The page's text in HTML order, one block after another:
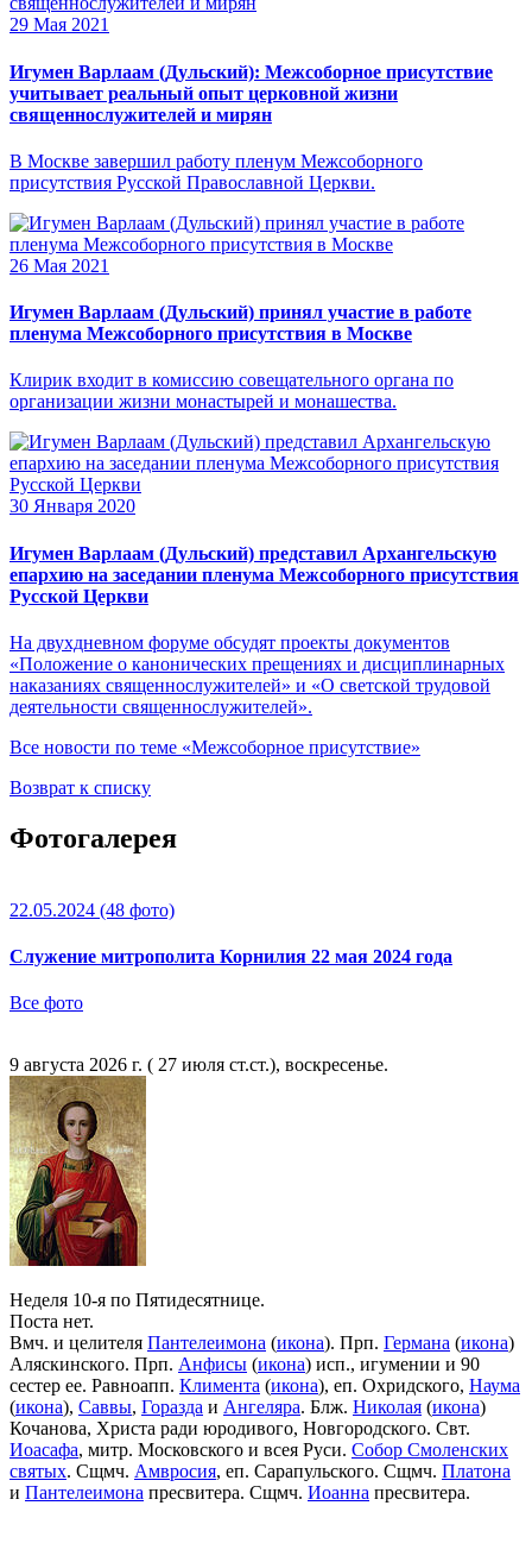
29 Мая 2021
Игумен Варлаам (Дульский): Межсоборное присутствие
учитывает реальный опыт церковной жизни
священнослужителей и мирян
В Москве завершил работу пленум Межсоборного
присутствия Русской Православной Церкви.
26 Мая 2021
Игумен Варлаам (Дульский) принял участие в работе
пленума Межсоборного присутствия в Москве
Клирик входит в комиссию совещательного органа по
организации жизни монастырей и монашества.
30 Января 2020
Игумен Варлаам (Дульский) представил Архангельскую
епархию на заседании пленума Межсоборного присутствия
Русской Церкви
На двухдневном форуме обсудят проекты документов
«Положение о канонических прещениях и дисциплинарных
наказаниях священнослужителей» и «О светской трудовой
деятельности священнослужителей».
Все новости по теме «Межсоборное присутствие»
Возврат к списку
Фотогалерея
22.05.2024 (48 фото)
Служение митрополита Корнилия 22 мая 2024 года
Все фото
9 августа 2026 г. ( 27 июля ст.ст.), воскресенье.
Неделя 10-я по Пятидесятнице.
Поста нет.
Вмч. и целителя Пантелеимона (икона). Прп. Германа (икона)
Аляскинского. Прп. Анфисы (икона) исп., игумении и 90
сестер ее. Равноапп. Климента (икона), еп. Охридского, Наума
(икона), Саввы, Горазда и Ангеляра. Блж. Николая (икона)
Кочанова, Христа ради юродивого, Новгородского. Свт.
Иоасафа, митр. Московского и всея Руси. Собор Смоленских
святых. Сщмч. Амвросия, еп. Сарапульского. Сщмч. Платона
и Пантелеимона пресвитера. Сщмч. Иоанна пресвитера.